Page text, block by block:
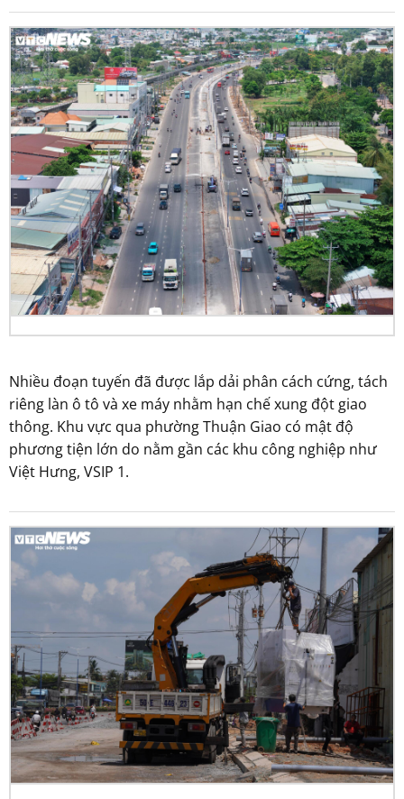
Nhiều đoạn tuyến đã được lắp dải phân cách cứng, tách
riêng làn ô tô và xe máy nhằm hạn chế xung đột giao
thông. Khu vực qua phường Thuận Giao có mật độ
phương tiện lớn do nằm gần các khu công nghiệp như
Việt Hưng, VSIP 1.